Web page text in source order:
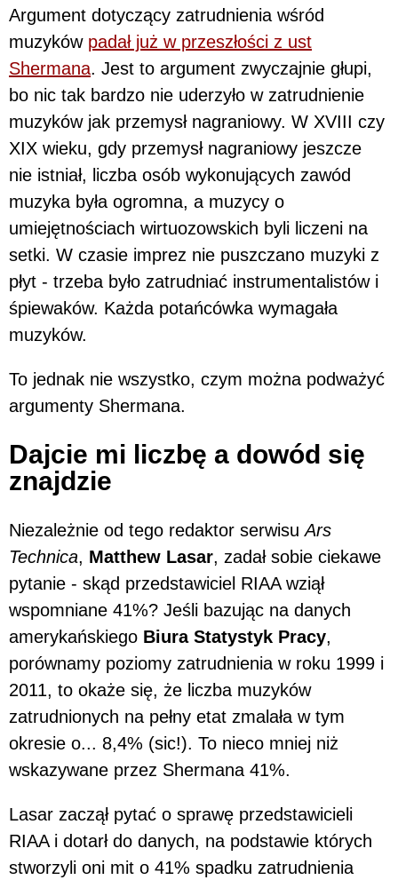
Argument dotyczący zatrudnienia wśród
muzyków padał już w przeszłości z ust
Shermana. Jest to argument zwyczajnie głupi,
bo nic tak bardzo nie uderzyło w zatrudnienie
muzyków jak przemysł nagraniowy. W XVIII czy
XIX wieku, gdy przemysł nagraniowy jeszcze
nie istniał, liczba osób wykonujących zawód
muzyka była ogromna, a muzycy o
umiejętnościach wirtuozowskich byli liczeni na
setki. W czasie imprez nie puszczano muzyki z
płyt - trzeba było zatrudniać instrumentalistów i
śpiewaków. Każda potańcówka wymagała
muzyków.
To jednak nie wszystko, czym można podważyć
argumenty Shermana.
Dajcie mi liczbę a dowód się
znajdzie
Niezależnie od tego redaktor serwisuArs
Technica, Matthew Lasar, zadał sobie ciekawe
pytanie - skąd przedstawiciel RIAA wziął
wspomniane 41%? Jeśli bazując na danych
amerykańskiego Biura Statystyk Pracy,
porównamy poziomy zatrudnienia w roku 1999 i
2011, to okaże się, że liczba muzyków
zatrudnionych na pełny etat zmalała w tym
okresie o... 8,4% (sic!). To nieco mniej niż
wskazywane przez Shermana 41%.
Lasar zaczął pytać o sprawę przedstawicieli
RIAA i dotarł do danych, na podstawie których
stworzyli oni mit o 41% spadku zatrudnienia